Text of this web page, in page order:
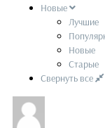
Новые
Лучшие
Новые
Старые
Свернуть все